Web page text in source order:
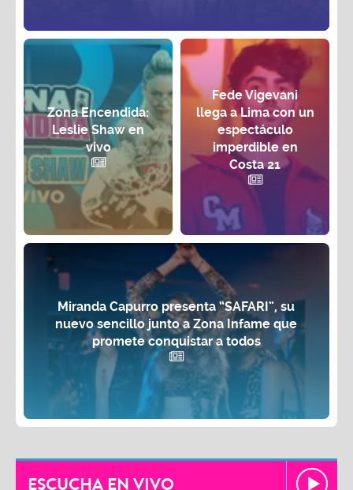
Zona Encendida:
Leslie Shaw en
vivo
Fede Vigevani
llega a Lima con un
espectáculo
imperdible en
Costa 21
Miranda Capurro presenta “SAFARI”, su
nuevo sencillo junto a Zona Infame que
promete conquistar a todos
ESCUCHA EN VIVO